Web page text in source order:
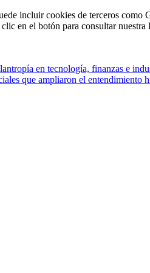
incluir cookies de terceros como
en el botón para consultar nuestra
en tecnología, finanzas e
que ampliaron el entendimiento